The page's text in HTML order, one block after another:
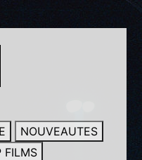
NOUVEAUTES
FILMS